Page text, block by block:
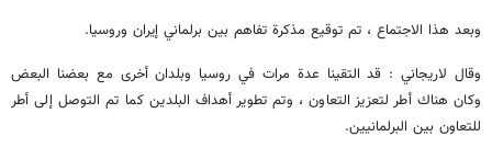
وبعد هذا الاجتماع ، تم توقيع مذكرة تفاهم بين برلماني إيران وروسيا.
وقال لاريجاني : قد التقينا عدة مرات في روسيا وبلدان أخرى مع بعضنا البعض
وكان هناك أطر لتعزيز التعاون ، وتم تطوير أهداف البلدين كما تم التوصل إلى أطر
للتعاون بين البرلمانيين.